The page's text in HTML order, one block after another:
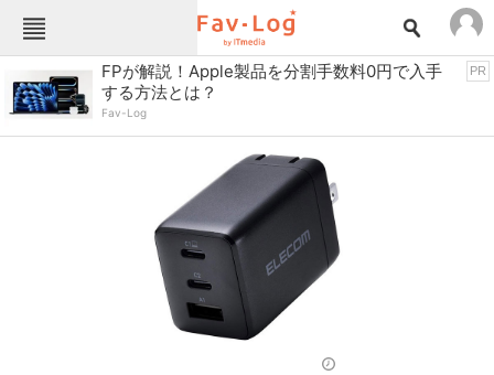
Fav-Logカテゴリー一覧
TOP
インテリア・収納 おもちゃ・ホビー
キッチン家電
ゲーム
スイーツ・お菓子
スマホ・携帯電話
FPが解説！Apple製品を分割手数料0円で入手
する方法とは？
Fav-Log
PR